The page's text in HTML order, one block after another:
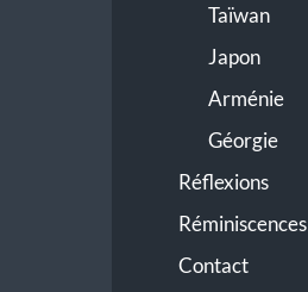
Taïwan
Japon
Arménie
Géorgie
Réflexions
Réminiscences
Contact